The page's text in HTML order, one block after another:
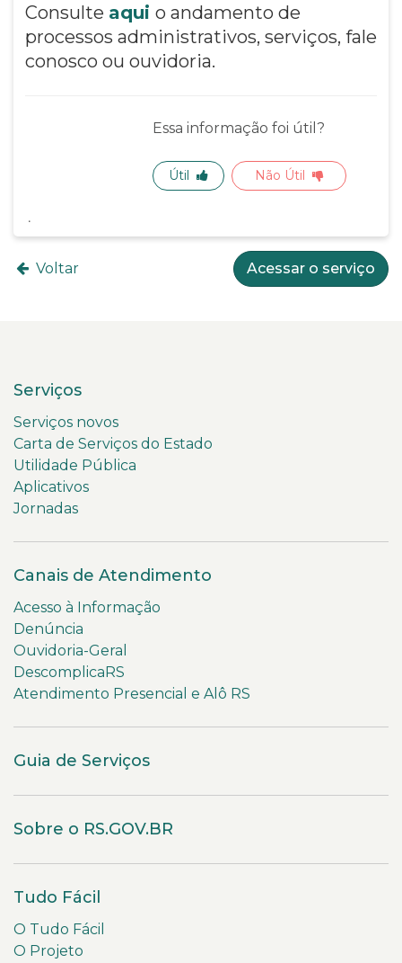
Consulte aqui o andamento de
processos administrativos, serviços, fale
conosco ou ouvidoria.
Essa informação foi útil?
Útil Não Útil
Voltar Acessar o serviço
Serviços
Serviços novos
Carta de Serviços do Estado
Utilidade Pública
Aplicativos
Jornadas
Canais de Atendimento
Acesso à Informação
Denúncia
Ouvidoria-Geral
DescomplicaRS
Atendimento Presencial e Alô RS
Guia de Serviços
Sobre o RS.GOV.BR
Tudo Fácil
O Tudo Fácil
O Projeto